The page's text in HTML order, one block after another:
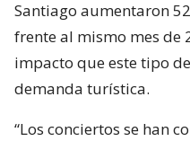
Santiago aumentaron
frente al mismo mes de
impacto que este tipo
demanda turística.
“Los conciertos se han